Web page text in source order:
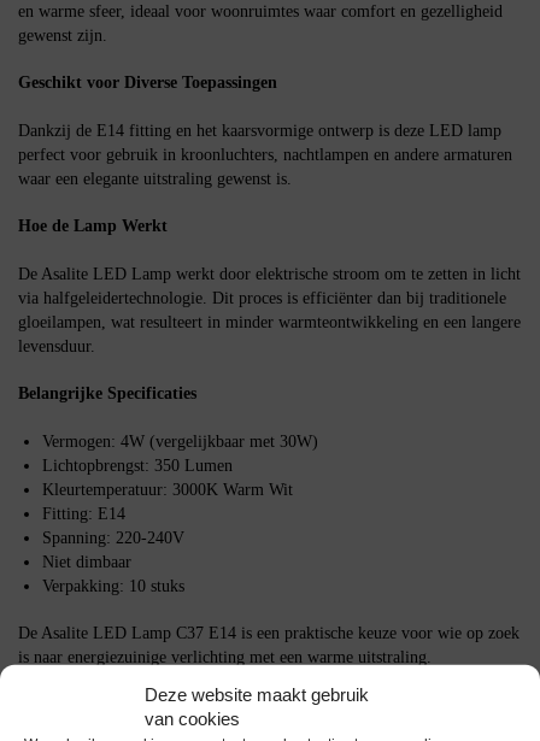
Deze website maakt gebruik
van cookies
en warme sfeer, ideaal voor woonruimtes waar comfort en gezelligheid
gewenst zijn.
Geschikt voor Diverse Toepassingen
Dankzij de E14 fitting en het kaarsvormige ontwerp is deze LED lamp
perfect voor gebruik in kroonluchters, nachtlampen en andere armaturen
waar een elegante uitstraling gewenst is.
Hoe de Lamp Werkt
De Asalite LED Lamp werkt door elektrische stroom om te zetten in licht
via halfgeleidertechnologie. Dit proces is efficiënter dan bij traditionele
gloeilampen, wat resulteert in minder warmteontwikkeling en een langere
levensduur.
Belangrijke Specificaties
Vermogen: 4W (vergelijkbaar met 30W)
Lichtopbrengst: 350 Lumen
Kleurtemperatuur: 3000K Warm Wit
Fitting: E14
Spanning: 220-240V
Niet dimbaar
Verpakking: 10 stuks
De Asalite LED Lamp C37 E14 is een praktische keuze voor wie op zoek
is naar energiezuinige verlichting met een warme uitstraling.
Specificaties